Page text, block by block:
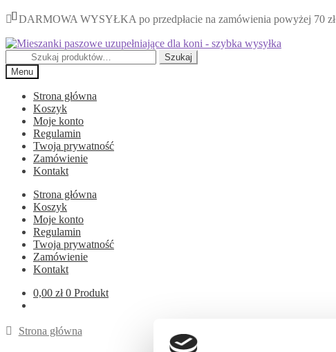
DARMOWA WYSYŁKA po przedpłacie na zamówienia powyżej 70
Przejdź
nawigacji
Przejdź
treści
Szukaj:
Szukaj
Menu
Strona główna
Koszyk
Moje konto
Regulamin
Twoja prywatność
Zamówienie
Kontakt
Strona główna
Koszyk
Moje konto
Regulamin
Twoja prywatność
Zamówienie
Kontakt
0,00 zł 0 Produkt
Strona główna